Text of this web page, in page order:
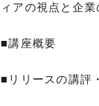
ィアの視点と企
■講座概要 詳細
■リリースの講評